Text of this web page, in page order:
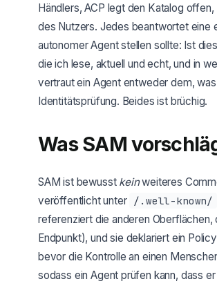
Händlers, ACP legt den Katalog
des Nutzers. Jedes beantwortet eine
autonomer Agent stellen sollte: Ist
die ich lese, aktuell und echt, und in
vertraut ein Agent entweder dem,
Identitätsprüfung. Beides ist brüchig.
Was SAM
SAM ist bewusst keinweiteres
veröffentlicht unter /.well-known/
referenziert die anderen
Endpunkt), und sie deklariert ein
bevor die Kontrolle an einen
sodass ein Agent prüfen kann, dass